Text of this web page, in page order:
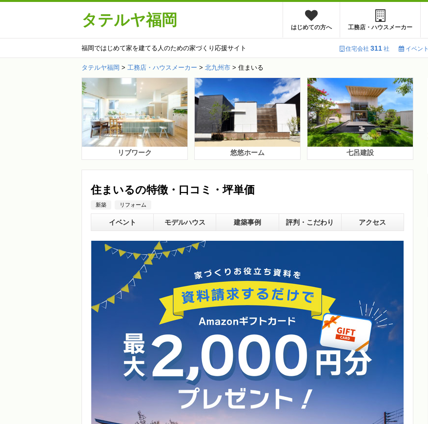
タテルヤ福岡 はじめての方へ 工務店・ハウスメーカー
福岡ではじめて家を建てる人のための家づくり応援サイト 住宅会社 311 社 イベント
タテルヤ福岡 > 工務店・ハウスメーカー > 北九州市 > 住まいる
リブワーク 悠悠ホーム 七呂建設
住まいるの特徴・口コミ・坪単価
新築 リフォーム
イベント モデルハウス 建築事例 評判・こだわり アクセス